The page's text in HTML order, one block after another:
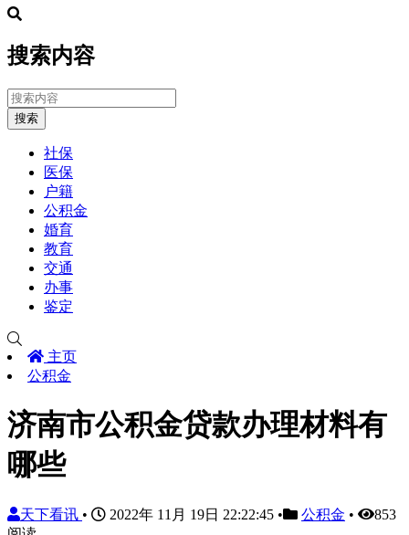
搜索内容
搜索
社保
医保
户籍
公积金
婚育
教育
交通
办事
鉴定
主页
公积金
济南市公积金贷款办理材料有
哪些
天下看讯 • 2022年 11月 19日 22:22:45 • 公积金 •
853